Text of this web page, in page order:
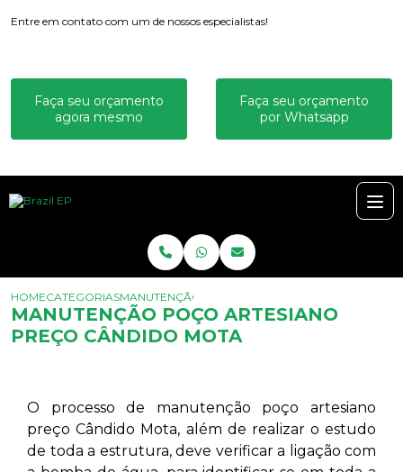
Entre em contato com um de nossos especialistas!
Faça seu orçamento
agora mesmo
Faça seu orçamento
por Whatsapp
HOMECATEGORIASMANUTENÇÃO POÇO ARTESIANO PREÇO
MANUTENÇÃO POÇO ARTESIANO
PREÇO CÂNDIDO MOTA
O processo de manutenção poço artesiano
preço Cândido Mota, além de realizar o estudo
de toda a estrutura, deve verificar a ligação com